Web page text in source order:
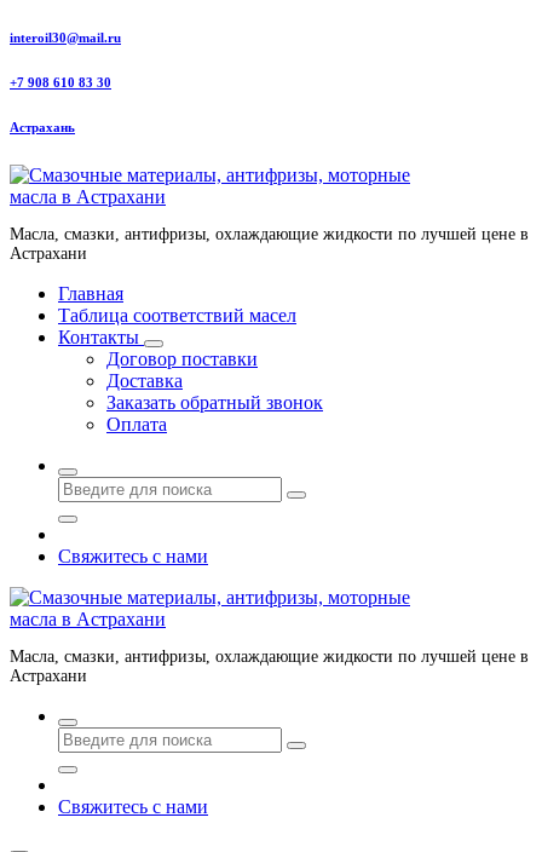
Перейти
содержанию
interoil30@mail.ru
+7 908 610 83 30
Астрахань
Масла, смазки, антифризы, охлаждающие жидкости по лучшей цене в
Астрахани
Главная
Таблица соответствий масел
Контакты
Договор поставки
Доставка
Заказать обратный звонок
Оплата
Свяжитесь с нами
Масла, смазки, антифризы, охлаждающие жидкости по лучшей цене в
Астрахани
Свяжитесь с нами